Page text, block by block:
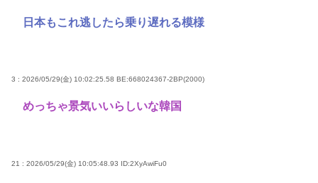
日本もこれ逃したら乗り遅れる模様
3 : 2026/05/29(金) 10:02:25.58 BE:668024367-2BP(2000)
めっちゃ景気いいらしいな韓国
21 : 2026/05/29(金) 10:05:48.93 ID:2XyAwiFu0